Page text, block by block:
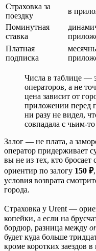
Страховка за
поездку
в
Поминутная
ставка
Платная
подписка
Числа в таблице —
операторов, а не
цена зависит от
приложении перед
ни разу не видел,
совпадала с чьим-
Залог — не плата, а
оператор придерживает
вы не из тех, кто
ориентир по залогу 150 ₽
условия возврата
города.
Страховка у Urent —
копейки, а если на
бордюр, разница между
будет куда больше
кроме коротких заездов